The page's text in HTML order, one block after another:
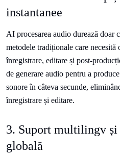
instantanee
AI procesarea audio durează doar
metodele tradiționale care necesită
înregistrare, editare și post-
de generare audio pentru a
sonore în câteva secunde,
înregistrare și editare.
3. Suport multilingv
globală